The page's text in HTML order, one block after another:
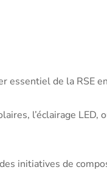
essentiel de la RSE
l’éclairage
initiatives de